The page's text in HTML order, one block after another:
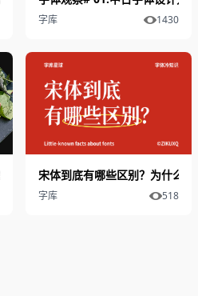
字库 1430
可商用手写书法字体火热下载中
宋体到底有哪些区别？为什么
字库 518